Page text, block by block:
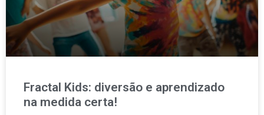
Fractal Kids: diversão e aprendizado
na medida certa!